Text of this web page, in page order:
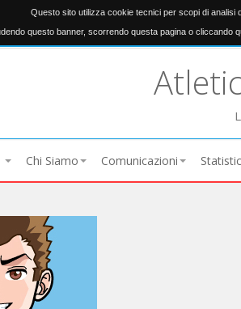
Questo sito utilizza cookie tecnici per scopi di analisi
questo banner, scorrendo questa pagina o cliccando
Chi Siamo Comunicazioni